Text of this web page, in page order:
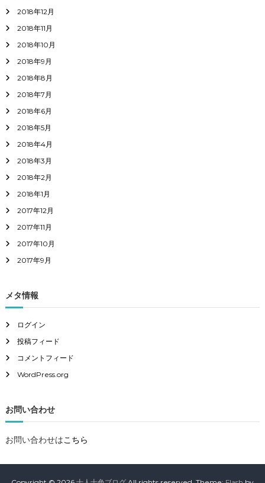
2018年12月
2018年11月
2018年10月
2018年9月
2018年8月
2018年7月
2018年6月
2018年5月
2018年4月
2018年3月
2018年2月
2018年1月
2017年12月
2017年11月
2017年10月
2017年9月
メタ情報
ログイン
投稿フィード
コメントフィード
WordPress.org
お問い合わせ
お問い合わせはこちら